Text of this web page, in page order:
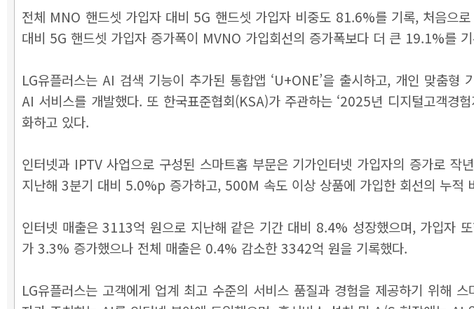
전체 MNO 핸드셋 가입자 대비 5G 핸드셋 가입자 비중도 81.6%를 기록, 처음
대비 5G 핸드셋 가입자 증가폭이 MVNO 가입회선의 증가폭보다 더 큰 19.1%를
LG유플러스는 AI 검색 기능이 추가된 통합앱 ‘U+ONE’을 출시하고, 개인 맞춤
AI 서비스를 개발했다. 또 한국표준협회(KSA)가 주관하는 ‘2025년 디지털고객경
화하고 있다.
인터넷과 IPTV 사업으로 구성된 스마트홈 부문은 기가인터넷 가입자의 증가로
지난해 3분기 대비 5.0%p 증가하고, 500M 속도 이상 상품에 가입한 회선의 누
인터넷 매출은 3113억 원으로 지난해 같은 기간 대비 8.4% 성장했으며, 가입자
가 3.3% 증가했으나 전체 매출은 0.4% 감소한 3342억 원을 기록했다.
LG유플러스는 고객에게 업계 최고 수준의 서비스 품질과 경험을 제공하기 위해